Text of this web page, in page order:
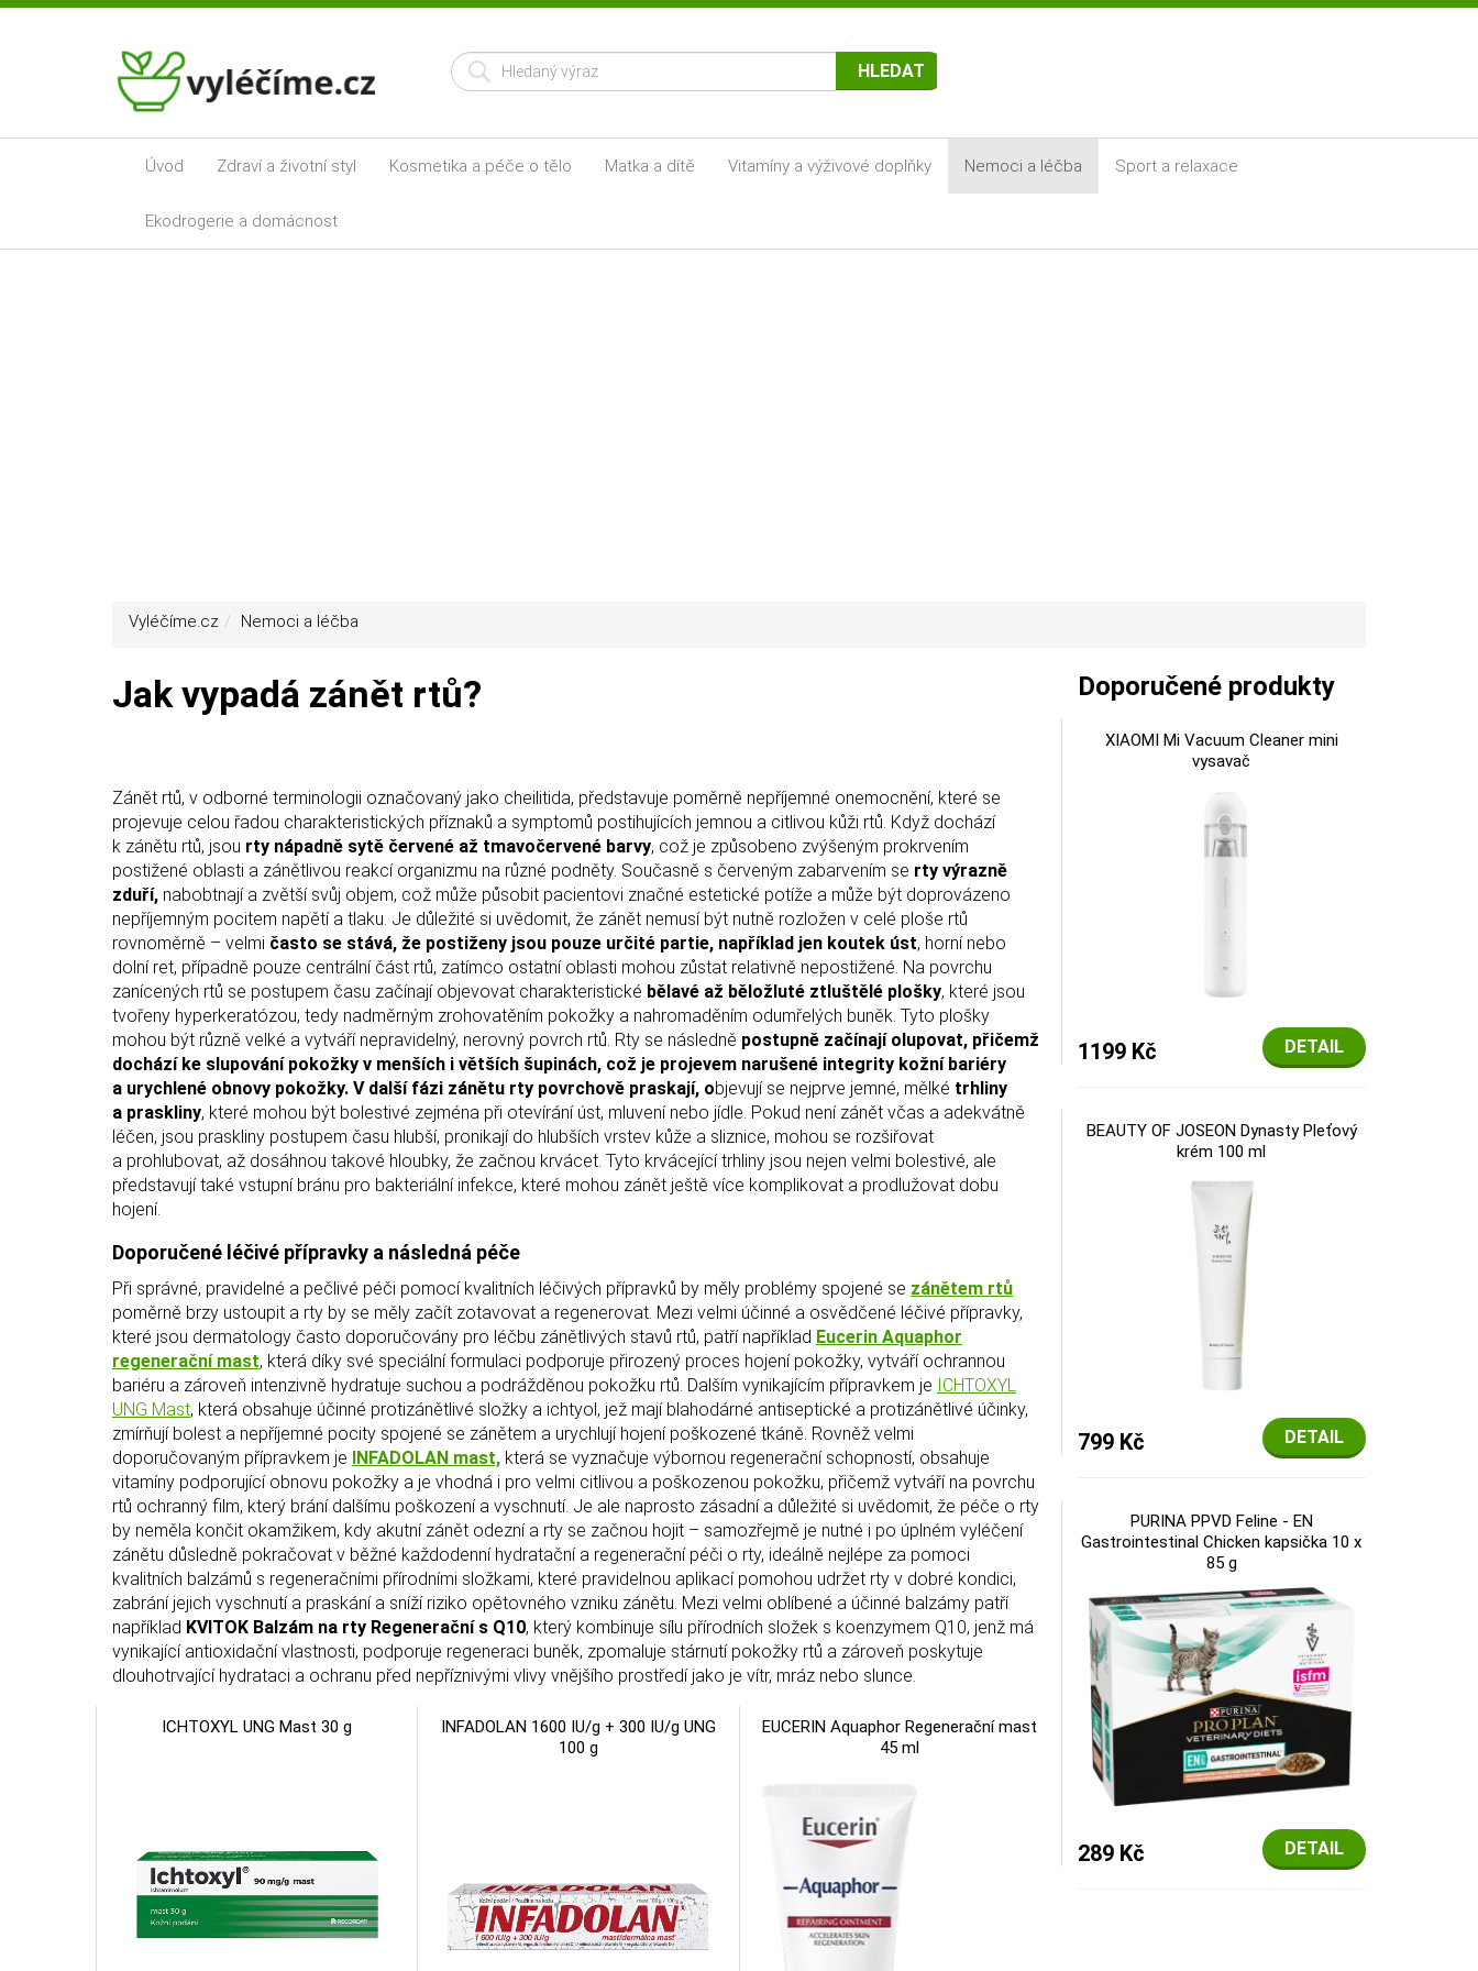
HLEDAT
Úvod Zdraví a životní styl Kosmetika a péče o tělo Matka a dítě Vitamíny a výživové doplňky Nemoci a léčba Sport a relaxace
Ekodrogerie a domácnost
Vyléčíme.cz Nemoci a léčba
Jak vypadá zánět rtů?
Zánět rtů, v odborné terminologii označovaný jako cheilitida, představuje poměrně nepříjemné onemocnění, které se
projevuje celou řadou charakteristických příznaků a symptomů postihujících jemnou a citlivou kůži rtů. Když dochází
k zánětu rtů, jsou rty nápadně sytě červené až tmavočervené barvy, což je způsobeno zvýšeným prokrvením
postižené oblasti a zánětlivou reakcí organizmu na různé podněty. Současně s červeným zabarvením se rty výrazně
zduří, nabobtnají a zvětší svůj objem, což může působit pacientovi značné estetické potíže a může být doprovázeno
nepříjemným pocitem napětí a tlaku. Je důležité si uvědomit, že zánět nemusí být nutně rozložen v celé ploše rtů
rovnoměrně – velmi často se stává, že postiženy jsou pouze určité partie, například jen koutek úst, horní nebo
dolní ret, případně pouze centrální část rtů, zatímco ostatní oblasti mohou zůstat relativně nepostižené. Na povrchu
zanícených rtů se postupem času začínají objevovat charakteristické bělavé až běložluté ztluštělé plošky, které jsou
tvořeny hyperkeratózou, tedy nadměrným zrohovatěním pokožky a nahromaděním odumřelých buněk. Tyto plošky
mohou být různě velké a vytváří nepravidelný, nerovný povrch rtů. Rty se následně postupně začínají olupovat, přičemž
dochází ke slupování pokožky v menších i větších šupinách, což je projevem narušené integrity kožní bariéry
a urychlené obnovy pokožky. V další fázi zánětu rty povrchově praskají, objevují se nejprve jemné, mělké trhliny
a praskliny, které mohou být bolestivé zejména při otevírání úst, mluvení nebo jídle. Pokud není zánět včas a adekvátně
léčen, jsou praskliny postupem času hlubší, pronikají do hlubších vrstev kůže a sliznice, mohou se rozšiřovat
a prohlubovat, až dosáhnou takové hloubky, že začnou krvácet. Tyto krvácející trhliny jsou nejen velmi bolestivé, ale
představují také vstupní bránu pro bakteriální infekce, které mohou zánět ještě více komplikovat a prodlužovat dobu
hojení.
Doporučené léčivé přípravky a následná péče
Při správné, pravidelné a pečlivé péči pomocí kvalitních léčivých přípravků by měly problémy spojené se zánětem rtů
poměrně brzy ustoupit a rty by se měly začít zotavovat a regenerovat. Mezi velmi účinné a osvědčené léčivé přípravky,
které jsou dermatology často doporučovány pro léčbu zánětlivých stavů rtů, patří například Eucerin Aquaphor
regenerační mast, která díky své speciální formulaci podporuje přirozený proces hojení pokožky, vytváří ochrannou
bariéru a zároveň intenzivně hydratuje suchou a podrážděnou pokožku rtů. Dalším vynikajícím přípravkem je ICHTOXYL
UNG Mast, která obsahuje účinné protizánětlivé složky a ichtyol, jež mají blahodárné antiseptické a protizánětlivé účinky,
zmírňují bolest a nepříjemné pocity spojené se zánětem a urychlují hojení poškozené tkáně. Rovněž velmi
doporučovaným přípravkem je INFADOLAN mast, která se vyznačuje výbornou regenerační schopností, obsahuje
vitamíny podporující obnovu pokožky a je vhodná i pro velmi citlivou a poškozenou pokožku, přičemž vytváří na povrchu
rtů ochranný film, který brání dalšímu poškození a vyschnutí. Je ale naprosto zásadní a důležité si uvědomit, že péče o rty
by neměla končit okamžikem, kdy akutní zánět odezní a rty se začnou hojit – samozřejmě je nutné i po úplném vyléčení
zánětu důsledně pokračovat v běžné každodenní hydratační a regenerační péči o rty, ideálně nejlépe za pomoci
kvalitních balzámů s regeneračními přírodními složkami, které pravidelnou aplikací pomohou udržet rty v dobré kondici,
zabrání jejich vyschnutí a praskání a sníží riziko opětovného vzniku zánětu. Mezi velmi oblíbené a účinné balzámy patří
například KVITOK Balzám na rty Regenerační s Q10, který kombinuje sílu přírodních složek s koenzymem Q10, jenž má
vynikající antioxidační vlastnosti, podporuje regeneraci buněk, zpomaluje stárnutí pokožky rtů a zároveň poskytuje
dlouhotrvající hydrataci a ochranu před nepříznivými vlivy vnějšího prostředí jako je vítr, mráz nebo slunce.
ICHTOXYL UNG Mast 30 g
INFADOLAN 1600 IU/g + 300 IU/g UNG
100 g
EUCERIN Aquaphor Regenerační mast
45 ml
Doporučené produkty
XIAOMI Mi Vacuum Cleaner mini
vysavač
DETAIL
1199 Kč
BEAUTY OF JOSEON Dynasty Pleťový
krém 100 ml
DETAIL
799 Kč
PURINA PPVD Feline - EN
Gastrointestinal Chicken kapsička 10 x
85 g
DETAIL
289 Kč